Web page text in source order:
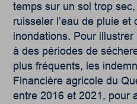
temps sur un sol trop
ruisseler l’eau de pluie et
inondations. Pour
à des périodes de
plus fréquents, les
Financière agricole du
entre 2016 et 2021, pour